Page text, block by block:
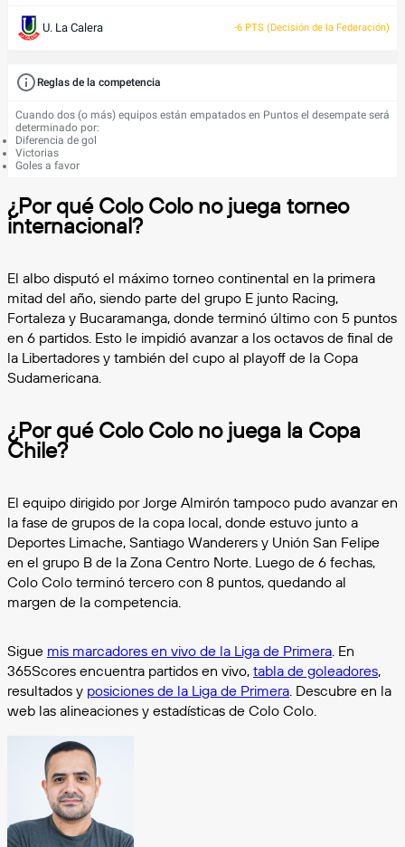
U. La Calera -6 PTS (Decisión de la Federación)
Reglas de la competencia
Cuando dos (o más) equipos están empatados en Puntos el desempate será
determinado por:
Diferencia de gol
Victorias
Goles a favor
¿Por qué Colo Colo no juega torneo
internacional?
El albo disputó el máximo torneo continental en la primera
mitad del año, siendo parte del grupo E junto Racing,
Fortaleza y Bucaramanga, donde terminó último con 5 puntos
en 6 partidos. Esto le impidió avanzar a los octavos de final de
la Libertadores y también del cupo al playoff de la Copa
Sudamericana.
¿Por qué Colo Colo no juega la Copa
Chile?
El equipo dirigido por Jorge Almirón tampoco pudo avanzar en
la fase de grupos de la copa local, donde estuvo junto a
Deportes Limache, Santiago Wanderers y Unión San Felipe
en el grupo B de la Zona Centro Norte. Luego de 6 fechas,
Colo Colo terminó tercero con 8 puntos, quedando al
margen de la competencia.
Sigue mis marcadores en vivo de la Liga de Primera . En
365Scores encuentra partidos en vivo, tabla de goleadores,
resultados y posiciones de la Liga de Primera . Descubre en la
web las alineaciones y estadísticas de Colo Colo.